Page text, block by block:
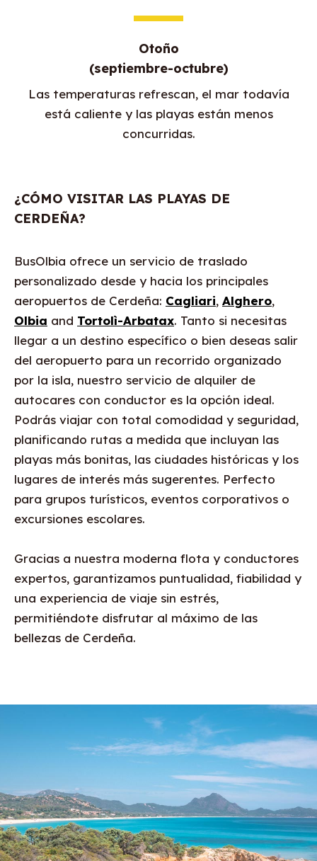
Otoño
(septiembre-octubre)
Las temperaturas refrescan, el mar todavía
está caliente y las playas están menos
concurridas.
¿CÓMO VISITAR LAS PLAYAS DE
CERDEÑA?
BusOlbia ofrece un servicio de traslado
personalizado desde y hacia los principales
aeropuertos de Cerdeña: Cagliari, Alghero,
Olbia and Tortolì-Arbatax. Tanto si necesitas
llegar a un destino específico o bien deseas salir
del aeropuerto para un recorrido organizado
por la isla, nuestro servicio de alquiler de
autocares con conductor es la opción ideal.
Podrás viajar con total comodidad y seguridad,
planificando rutas a medida que incluyan las
playas más bonitas, las ciudades históricas y los
lugares de interés más sugerentes. Perfecto
para grupos turísticos, eventos corporativos o
excursiones escolares.
Gracias a nuestra moderna flota y conductores
expertos, garantizamos puntualidad, fiabilidad y
una experiencia de viaje sin estrés,
permitiéndote disfrutar al máximo de las
bellezas de Cerdeña.